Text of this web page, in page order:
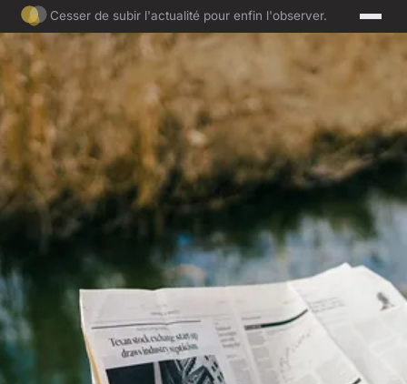
Cesser de subir l'actualité pour enfin l'observer.